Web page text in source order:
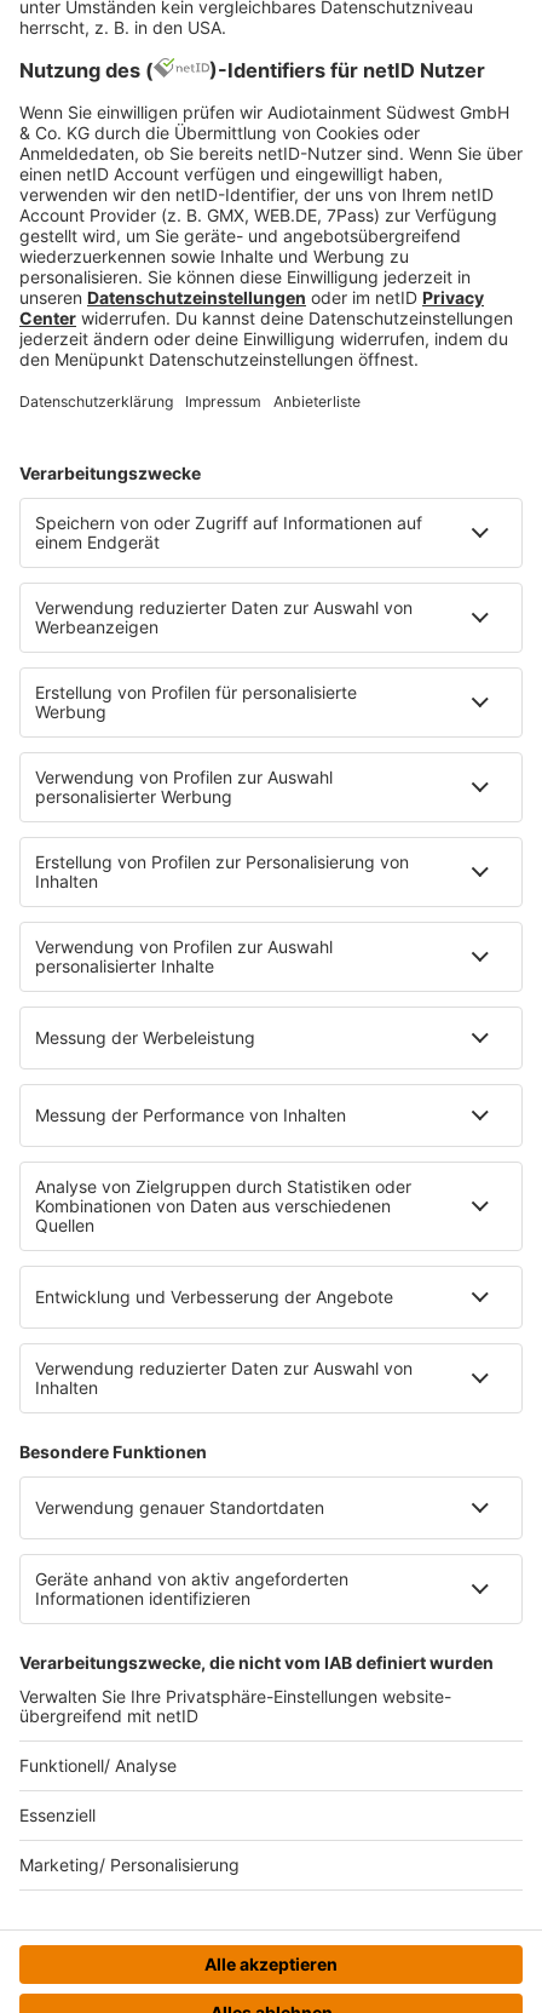
Jetzt abspielen
Es läuft:
APACHE 207 mit MATRIX
HOME
INFOS
Kontakt
Jobs & Praktika
Pressekontakt
Presse & Downloads
Wetter
Übersicht
bigFM App
radio.de
radioplayer.de
Partner
WERBUNG
Leistungen und Produkte
Ansprechpartner
RECHTLICHES
Impressum
Datenschutz
Datenschutzeinstellungen
Datenverarbeitung bei Gewinnspielen
Teilnahmebedingungen
Bildnachweise
KI-Leitlinie
© bigFM - Eine Marke der Audiotainment Südwest GmbH &
Co. KG